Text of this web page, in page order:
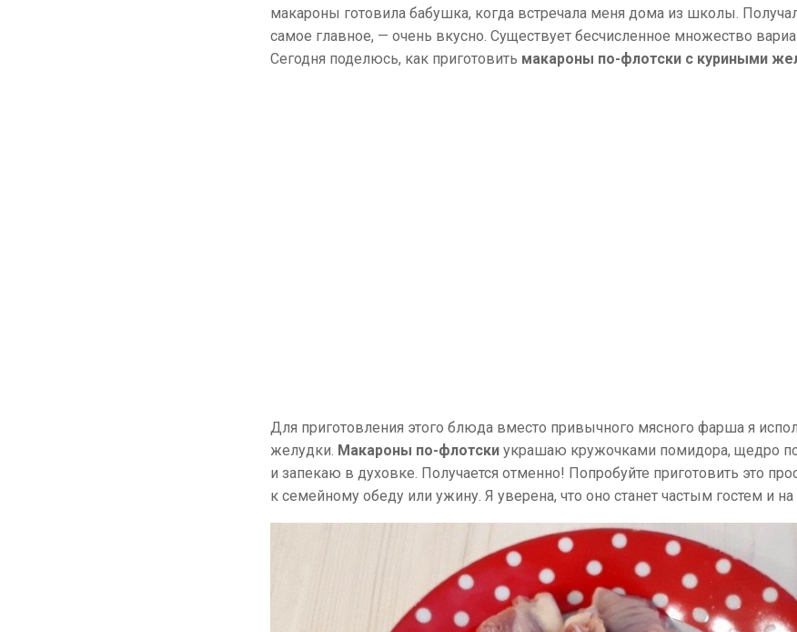
макароны готовила бабушка, когда встречала меня дома из школы.
самое главное, — очень вкусно. Существует бесчисленное множество
Сегодня поделюсь, как приготовить макароны по-флотски с куриными
Для приготовления этого блюда вместо привычного мясного фарша я
желудки. Макароны по-флотски украшаю кружочками помидора, щедро
и запекаю в духовке. Получается отменно! Попробуйте приготовить это
к семейному обеду или ужину. Я уверена, что оно станет частым гостем и